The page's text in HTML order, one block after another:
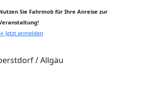
Sie Fahrmob für Ihre Anreise zur
Jetzt anmelden
/ Allgäu